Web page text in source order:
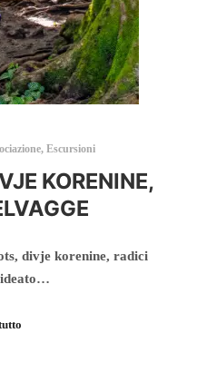
, Escursioni
KORENINE,
divje korenine, radici
ideato…